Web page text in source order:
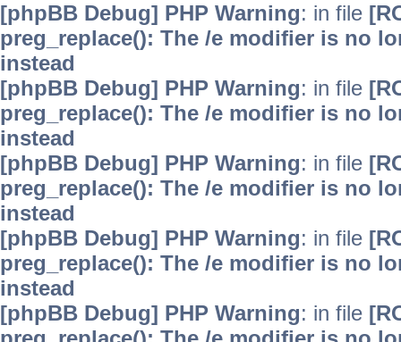
[phpBB Debug] PHP Warning: in file
preg_replace(): The /e modifier is no
instead
[phpBB Debug] PHP Warning: in file
preg_replace(): The /e modifier is no
instead
[phpBB Debug] PHP Warning: in file
preg_replace(): The /e modifier is no
instead
[phpBB Debug] PHP Warning: in file
preg_replace(): The /e modifier is no
instead
[phpBB Debug] PHP Warning: in file